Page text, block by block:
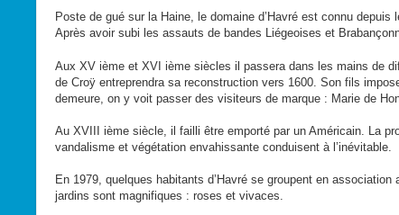
Poste de gué sur la Haine, le domaine d’Havré est connu
Après avoir subi les assauts de bandes Liégeoises et
Aux XV ième et XVI ième siècles il passera dans les mains de
de Croÿ entreprendra sa reconstruction vers 1600. Son fils
demeure, on y voit passer des visiteurs de marque : Marie de
Au XVIII ième siècle, il failli être emporté par un Américain. La
vandalisme et végétation envahissante conduisent à l’inévitable.
En 1979, quelques habitants d’Havré se groupent en
jardins sont magnifiques : roses et vivaces.